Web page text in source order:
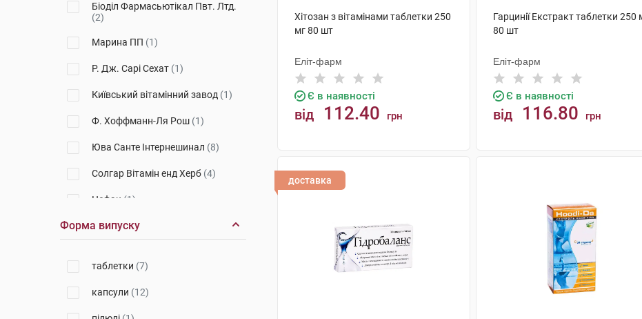
Біоділ Фармасьютікал Пвт. Лтд.
(2)
Марина ПП (1)
Р. Дж. Сарі Сехат (1)
Київський вітамінний завод (1)
Ф. Хоффманн-Ля Рош (1)
Юва Санте Інтернешинал (8)
Солгар Вітамін енд Херб (4)
Цефак (1)
Лабораторiос БIО-ДIС Еспанія
(1)
Байоділ Фармасьютікалс
Технолог(1)
Форма випуску
таблетки (7)
капсули (12)
Хітозан з вітамінами таблетки 250
мг 80 шт
Еліт-фарм
Є в наявності
від 112.40 грн
Гарцинії Екстракт таблетки 250
80 шт
Еліт-фарм
Є в наявності
від 116.80 грн
доставка